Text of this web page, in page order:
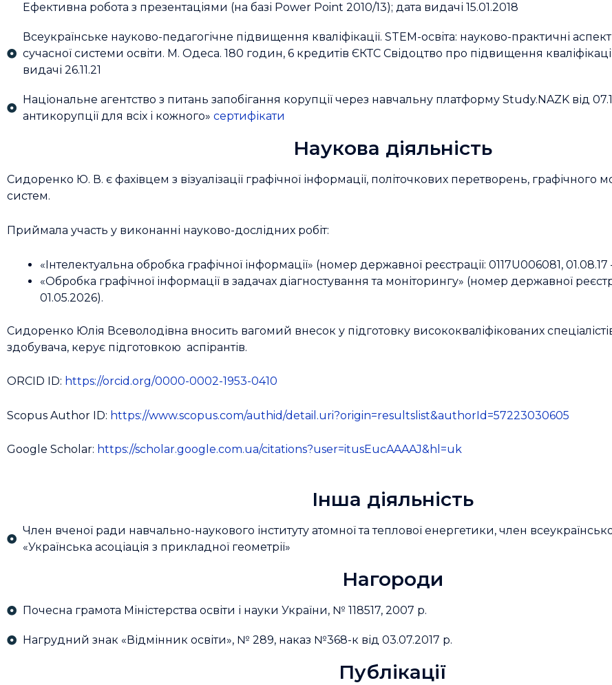
Ефективна робота з презентаціями (на базі Power Point 2010/13); дата видачі 15.01.2018
Всеукраїнське науково-педагогічне підвищення кваліфікації. STEM-освіта: науково-практичні
сучасної системи освіти. М. Одеса. 180 годин, 6 кредитів ЄКТС Свідоцтво про підвищення
видачі 26.11.21
Національне агентство з питань запобігання корупції через навчальну платформу Study.NAZK від
антикорупції для всіх і кожного» сертифікати
Наукова діяльність
Сидоренко Ю. В. є фахівцем з візуалізації графічної інформації, політочкових перетворень, графічного
систем.
Приймала участь у виконанні науково-дослідних робіт:
«Інтелектуальна обробка графічної інформації» (номер державної реєстрації: 0117U006081, 01.08.17
«Обробка графічної інформації в задачах діагностування та моніторингу» (номер державної
01.05.2026).
Сидоренко Юлія Всеволодівна вносить вагомий внесок у підготовку висококваліфікованих
здобувача, керує підготовкою аспірантів.
ORCID ID: https://orcid.org/0000-0002-1953-0410
Scopus Author ID: https://www.scopus.com/authid/detail.uri?origin=resultslist&authorId=57223030605
Google Scholar: https://scholar.google.com.ua/citations?user=itusEucAAAAJ&hl=uk
Інша діяльність
Член вченої ради навчально-наукового інституту атомної та теплової енергетики, член
«Українська асоціація з прикладної геометрії»
Нагороди
Почесна грамота Міністерства освіти і науки України, № 118517, 2007 р.
Нагрудний знак «Відмінник освіти», № 289, наказ №368-к від 03.07.2017 р.
Публікації